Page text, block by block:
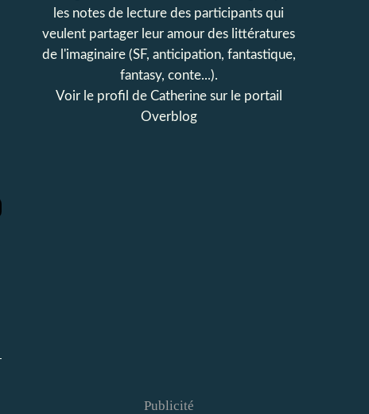
les notes de lecture des participants qui
veulent partager leur amour des littératures
de l'imaginaire (SF, anticipation, fantastique,
fantasy, conte...).
Voir le profil de Catherinesur le portail
Overblog
Publicité